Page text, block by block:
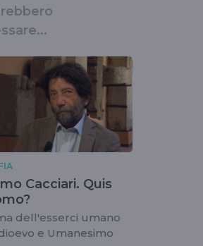
Cacciari. Quis
dell'esserci umano
e Umanesimo